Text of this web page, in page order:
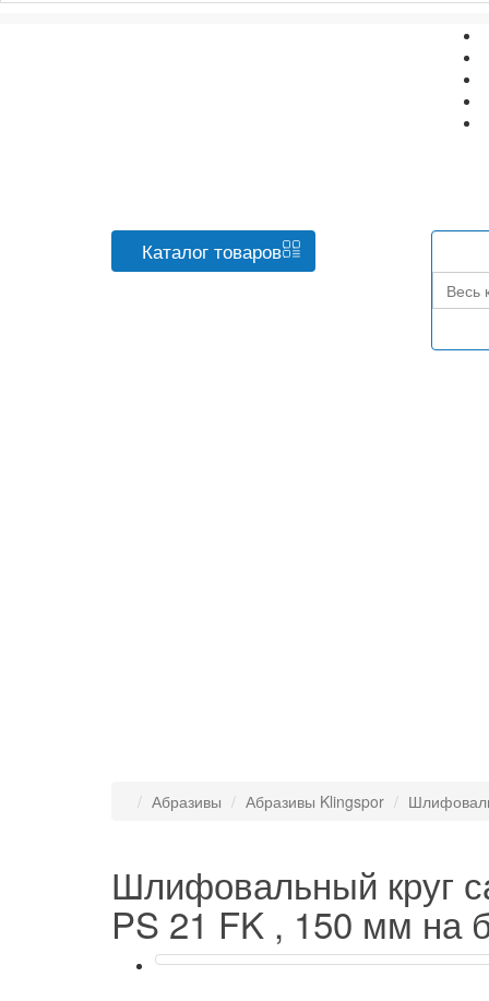
Каталог товаров
Весь
Абразивы Абразивы Klingspor
Шлифовальный круг
PS 21 FK , 150 мм на